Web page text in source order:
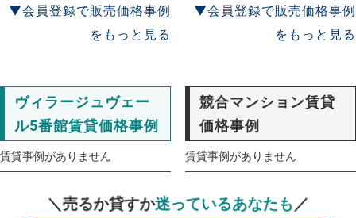
▼会員登録で販売価格事例
をもっと見る
▼会員登録で販売価格事例
をもっと見る
ヴィラージュヴェー
ル5番館賃貸価格事例
賃貸事例がありません
競合マンション賃貸
価格事例
賃貸事例がありません
＼売るか貸すか迷っているあなたも ／
一括査定 スタート！